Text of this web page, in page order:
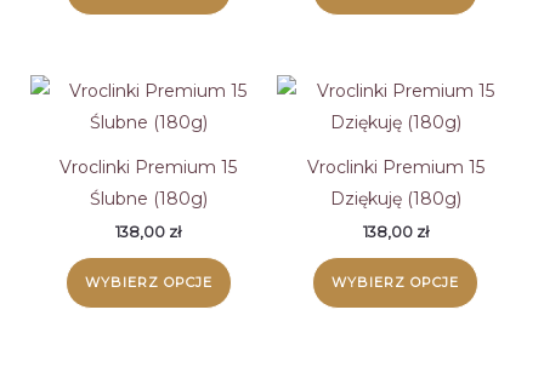
Vroclinki Premium 15
Ślubne (180g)
138,00 zł
WYBIERZ OPCJE
Vroclinki Premium 15
Dziękuję (180g)
138,00 zł
WYBIERZ OPCJE